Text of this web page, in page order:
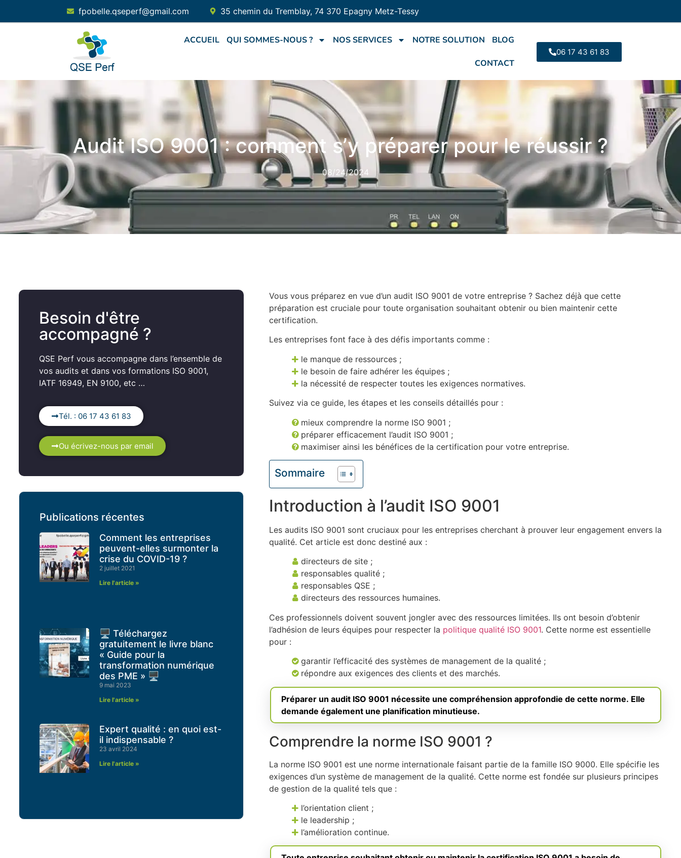
fpobelle.qseperf@gmail.com 35 chemin du Tremblay, 74 370 Epagny Metz-Tessy
ACCUEIL QUI SOMMES-NOUS ? NOS SERVICES NOTRE SOLUTION BLOG
CONTACT
06 17 43 61 83
Audit ISO 9001 : comment s’y préparer pour le réussir ?
08/24/2024
Besoin d'être
accompagné ?
QSE Perf vous accompagne dans l’ensemble de
vos audits et dans vos formations ISO 9001,
IATF 16949, EN 9100, etc …
Tél. : 06 17 43 61 83
Ou écrivez-nous par email
Publications récentes
Comment les entreprises
peuvent-elles surmonter la
crise du COVID-19 ?
2 juillet 2021
Lire l'article »
🖥 Téléchargez
gratuitement le livre blanc
« Guide pour la
transformation numérique
des PME » 🖥
9 mai 2023
Lire l'article »
Expert qualité : en quoi est-
il indispensable ?
23 avril 2024
Lire l'article »
Vous vous préparez en vue d’un audit ISO 9001 de votre entreprise ? Sachez déjà que cette
préparation est cruciale pour toute organisation souhaitant obtenir ou bien maintenir cette
certification.
Les entreprises font face à des défis importants comme :
le manque de ressources ;
le besoin de faire adhérer les équipes ;
la nécessité de respecter toutes les exigences normatives.
Suivez via ce guide, les étapes et les conseils détaillés pour :
mieux comprendre la norme ISO 9001 ;
préparer efficacement l’audit ISO 9001 ;
maximiser ainsi les bénéfices de la certification pour votre entreprise.
Sommaire
Introduction à l’audit ISO 9001
Les audits ISO 9001 sont cruciaux pour les entreprises cherchant à prouver leur engagement envers la
qualité. Cet article est donc destiné aux :
directeurs de site ;
responsables qualité ;
responsables QSE ;
directeurs des ressources humaines.
Ces professionnels doivent souvent jongler avec des ressources limitées. Ils ont besoin d’obtenir
l’adhésion de leurs équipes pour respecter la politique qualité ISO 9001. Cette norme est essentielle
pour :
garantir l’efficacité des systèmes de management de la qualité ;
répondre aux exigences des clients et des marchés.
Préparer un audit ISO 9001 nécessite une compréhension approfondie de cette norme. Elle
demande également une planification minutieuse.
Comprendre la norme ISO 9001 ?
La norme ISO 9001 est une norme internationale faisant partie de la famille ISO 9000. Elle spécifie les
exigences d’un système de management de la qualité. Cette norme est fondée sur plusieurs principes
de gestion de la qualité tels que :
l’orientation client ;
le leadership ;
l’amélioration continue.